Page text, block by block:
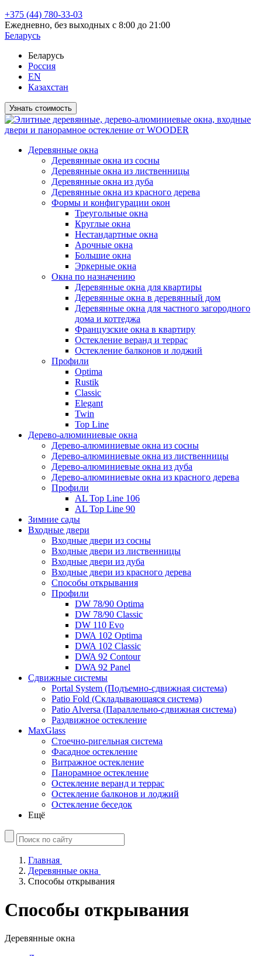
+375 (44) 780-33-03
Ежедневно, без выходных с 8:00 до 21:00
Беларусь
Беларусь
Россия
EN
Казахстан
Узнать стоимость
Деревянные окна
Деревянные окна из сосны
Деревянные окна из лиственницы
Деревянные окна из дуба
Деревянные окна из красного дерева
Формы и конфигурации окон
Треугольные окна
Круглые окна
Нестандартные окна
Арочные окна
Большие окна
Эркерные окна
Окна по назначению
Деревянные окна для квартиры
Деревянные окна в деревянный дом
Деревянные окна для частного загородного
дома и коттеджа
Французские окна в квартиру
Остекление веранд и террас
Остекление балконов и лоджий
Профили
Optima
Rustik
Classic
Elegant
Twin
Top Line
Дерево-алюминиевые окна
Дерево-алюминиевые окна из сосны
Дерево-алюминиевые окна из лиственницы
Дерево-алюминиевые окна из дуба
Дерево-алюминиевые окна из красного дерева
Профили
AL Top Line 106
AL Top Line 90
Зимние сады
Входные двери
Входные двери из сосны
Входные двери из лиственницы
Входные двери из дуба
Входные двери из красного дерева
Способы открывания
Профили
DW 78/90 Optima
DW 78/90 Classic
DW 110 Evo
DWA 102 Optima
DWA 102 Classic
DWA 92 Contour
DWA 92 Panel
Сдвижные системы
Portal System (Подъемно-сдвижная система)
Patio Fold (Складывающаяся система)
Patio Alversa (Параллельно-сдвижная система)
Раздвижное остекление
MaxGlass
Стоечно-ригельная система
Фасадное остекление
Витражное остекление
Панорамное остекление
Остекление веранд и террас
Остекление балконов и лоджий
Остекление беседок
Ещё
Главная
Деревянные окна
Способы открывания
Способы открывания
Деревянные окна